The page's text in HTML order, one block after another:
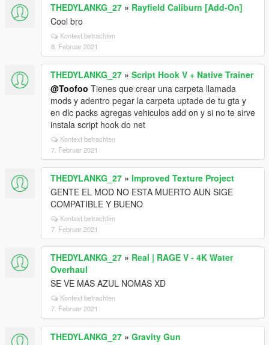
THEDYLANKG_27 » Rayfield Caliburn [Add-On]
Cool bro
Kontext betrachten
8. Februar 2021
THEDYLANKG_27 » Script Hook V + Native Trainer
@Toofoo Tienes que crear una carpeta llamada
mods y adentro pegar la carpeta uptade de tu gta y
en dlc packs agregas vehiculos add on y si no te sirve
instala script hook do net
Kontext betrachten
7. Februar 2021
THEDYLANKG_27 » Improved Texture Project
GENTE EL MOD NO ESTA MUERTO AUN SIGE
COMPATIBLE Y BUENO
Kontext betrachten
7. Februar 2021
THEDYLANKG_27 » Real | RAGE V - 4K Water
Overhaul
SE VE MAS AZUL NOMAS XD
Kontext betrachten
7. Februar 2021
THEDYLANKG_27 » Gravity Gun